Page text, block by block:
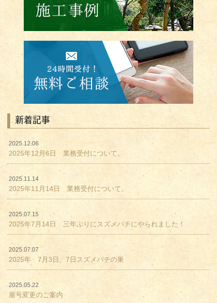
新着記事
2025.12.06
2025年12月6日 業務受付について。
2025.11.14
2025年11月14日 業務受付について。
2025.07.15
2025年7月14日 三年ぶりにスズメバチにやられました！
2025.07.07
2025年 7月3日、7日スズメバチの巣
2025.05.22
屋号変更のご案内